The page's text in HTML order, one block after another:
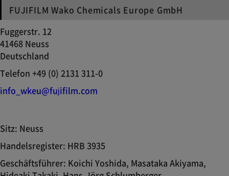
FUJIFILM Wako Chemicals Europe GmbH
Fuggerstr. 12
41468 Neuss
Deutschland
Telefon +49 (0) 2131 311-0
info_wkeu@fujifilm.com
Sitz: Neuss
Handelsregister: HRB 3935
Geschäftsführer: Koichi Yoshida, Masataka Akiyama,